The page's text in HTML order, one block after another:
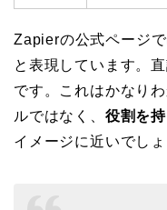
Zapierの公式ページ
と表現しています。
です。これはかなり
ルではなく、 役割を
イメージに近いでしょ